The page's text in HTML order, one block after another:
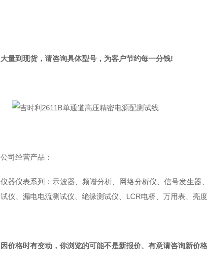
大量到现货，请咨询具体型号，为客户节约每一分钱!
公司经营产品：
仪器仪表系列：示波器、频谱分析、网络分析仪、信号发生
试仪、漏电电流测试仪、绝缘测试仪、LCR电桥、万用表、亮
因价格时有变动，你浏览的可能不是新报价、有意请咨询新价